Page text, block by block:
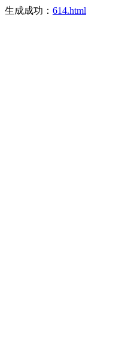
生成成功： 614.html